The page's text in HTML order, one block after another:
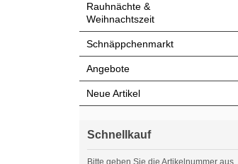
Rauhnächte &
Weihnachtszeit
Schnäppchenmarkt
Angebote
Neue Artikel
Schnellkauf
Bitte geben Sie die Artikelnummer aus